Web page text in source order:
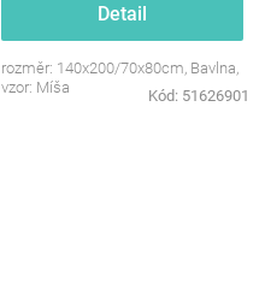
Detail
rozměr: 140x200/70x80cm, Bavlna,
vzor: Míša
Kód: 51626901